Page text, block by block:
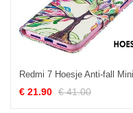
€ 21.90 € 41.00